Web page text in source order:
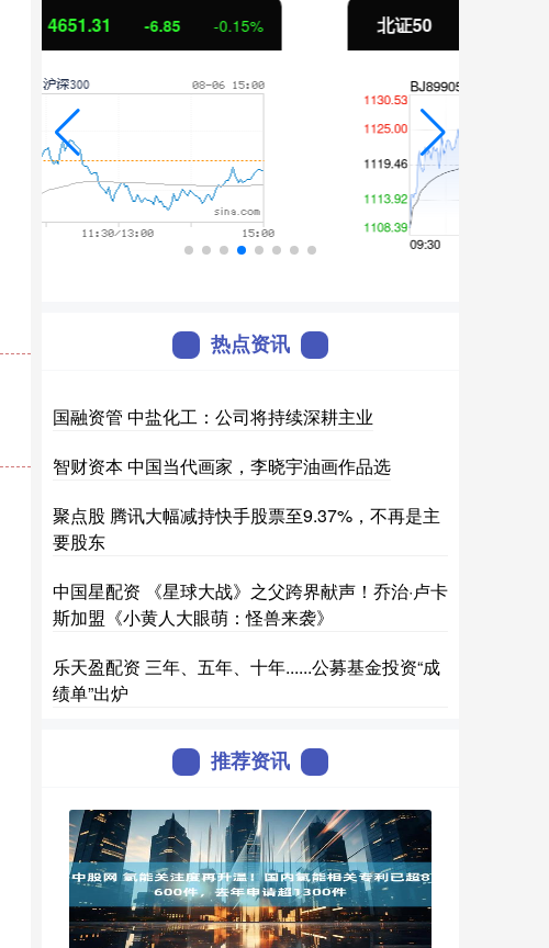
北证50 1122.88 0.30%
热点资讯
国融资管 中盐化工：公司将持续深耕主业
智财资本 中国当代画家，李晓宇油画作品选
聚点股 腾讯大幅减持快手股票至9.37%，不再是主
要股东
中国星配资 《星球大战》之父跨界献声！乔治·卢卡
斯加盟《小黄人大眼萌：怪兽来袭》
乐天盈配资 三年、五年、十年......公募基金投资“成
绩单”出炉
推荐资讯